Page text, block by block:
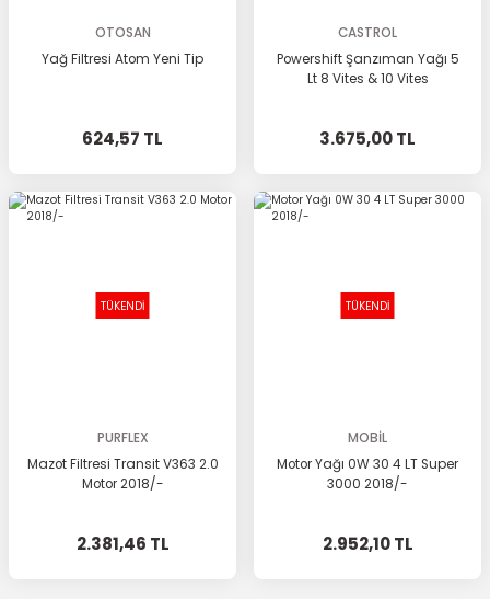
OTOSAN
Yağ Filtresi Atom Yeni Tip
624,57 TL
CASTROL
Powershift Şanzıman Yağı 5
Lt 8 Vites & 10 Vites
3.675,00 TL
TÜKENDİ
PURFLEX
Mazot Filtresi Transit V363 2.0
Motor 2018/-
2.381,46 TL
TÜKENDİ
MOBİL
Motor Yağı 0W 30 4 LT Super
3000 2018/-
2.952,10 TL